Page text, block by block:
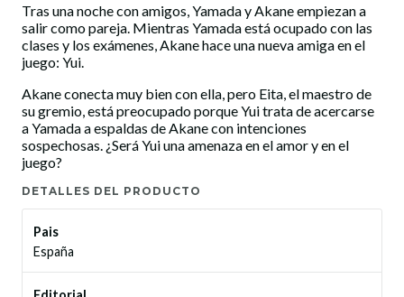
Tras una noche con amigos, Yamada y Akane empiezan a
salir como pareja. Mientras Yamada está ocupado con las
clases y los exámenes, Akane hace una nueva amiga en el
juego: Yui.
Akane conecta muy bien con ella, pero Eita, el maestro de
su gremio, está preocupado porque Yui trata de acercarse
a Yamada a espaldas de Akane con intenciones
sospechosas. ¿Será Yui una amenaza en el amor y en el
juego?
DETALLES DEL PRODUCTO
Pais
España